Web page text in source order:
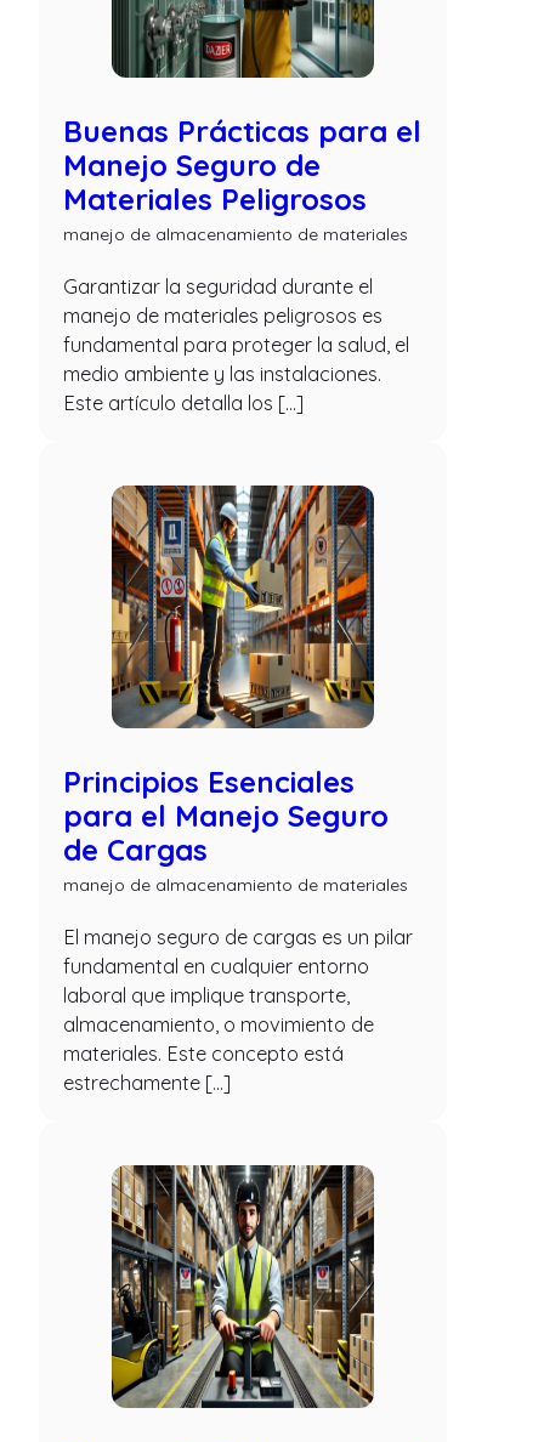
Buenas Prácticas para el
Manejo Seguro de
Materiales Peligrosos
manejo de almacenamiento de materiales
Garantizar la seguridad durante el
manejo de materiales peligrosos es
fundamental para proteger la salud, el
medio ambiente y las instalaciones.
Este artículo detalla los […]
Principios Esenciales
para el Manejo Seguro
de Cargas
manejo de almacenamiento de materiales
El manejo seguro de cargas es un pilar
fundamental en cualquier entorno
laboral que implique transporte,
almacenamiento, o movimiento de
materiales. Este concepto está
estrechamente […]